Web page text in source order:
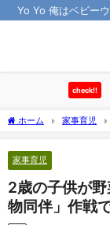
Yo Yo 俺はベビー
check!!
ホーム 家事育児
家事育児
2歳の子供が
物同伴」作戦